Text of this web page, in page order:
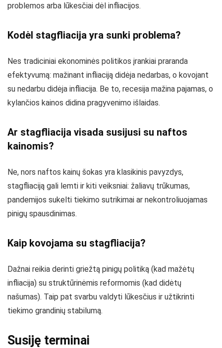
problemos arba lūkesčiai dėl infliacijos.
Kodėl stagfliacija yra sunki problema?
Nes tradiciniai ekonominės politikos įrankiai praranda
efektyvumą: mažinant infliaciją didėja nedarbas, o kovojant
su nedarbu didėja infliacija. Be to, recesija mažina pajamas, o
kylančios kainos didina pragyvenimo išlaidas.
Ar stagfliacija visada susijusi su naftos
kainomis?
Ne, nors naftos kainų šokas yra klasikinis pavyzdys,
stagfliaciją gali lemti ir kiti veiksniai: žaliavų trūkumas,
pandemijos sukelti tiekimo sutrikimai ar nekontroliuojamas
pinigų spausdinimas.
Kaip kovojama su stagfliacija?
Dažnai reikia derinti griežtą pinigų politiką (kad mažėtų
infliacija) su struktūrinėmis reformomis (kad didėtų
našumas). Taip pat svarbu valdyti lūkesčius ir užtikrinti
tiekimo grandinių stabilumą.
Susiję terminai